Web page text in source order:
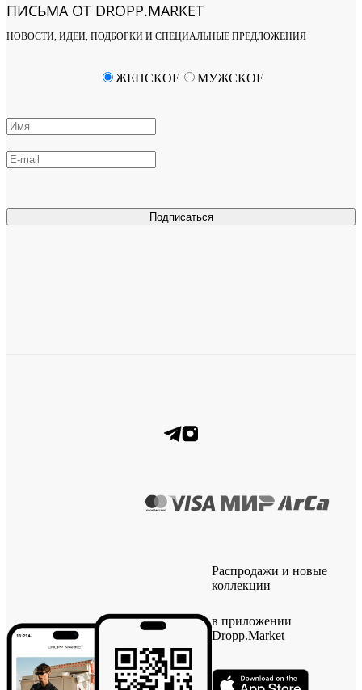
ПИСЬМА ОТ DROPP.MARKET
НОВОСТИ, ИДЕИ, ПОДБОРКИ И СПЕЦИАЛЬНЫЕ ПРЕДЛОЖЕНИЯ
Подписаться
ЖЕНСКОЕ МУЖСКОЕ
Распродажи и новые
коллекции
в приложении
Dropp.Market